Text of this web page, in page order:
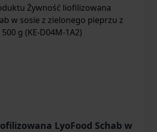
LyoFood Schab w